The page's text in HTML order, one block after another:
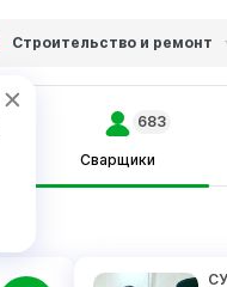
Строительство и ремонт
Сварщики
683